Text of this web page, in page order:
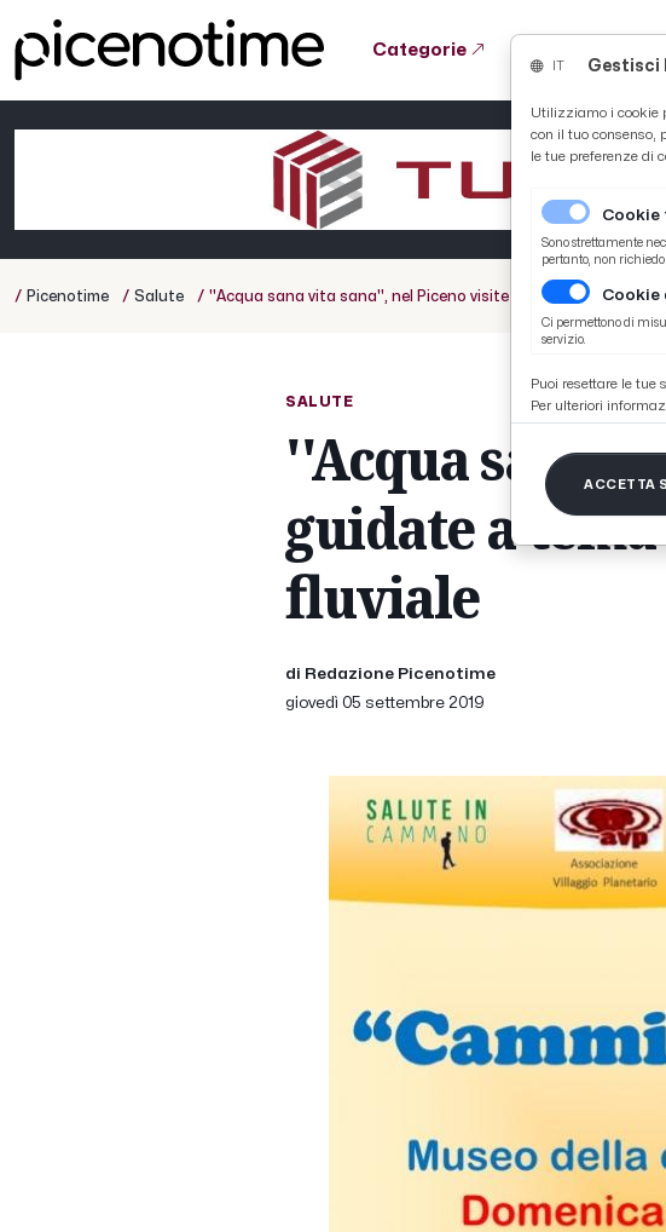
Categorie
/ Picenotime / Salute / ''Acqua sana vita sana'', nel Piceno visite guidate a tema
SALUTE
''Acqua sana
guidate a
fluviale
di Redazione Picenotime
giovedì 05 settembre 2019
Gestisci
Utilizziamo i cookie
con il tuo consenso,
le tue preferenze di
Cookie
Sono strettamente
pertanto, non
Cookie
Ci permettono di
servizio.
Puoi resettare le tue
Per ulteriori
ACCETTA